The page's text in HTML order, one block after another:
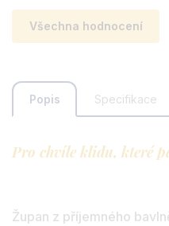
Všechna hodnocení
Popis Specifikace
Pro chvíle klidu, které
Župan z příjemného